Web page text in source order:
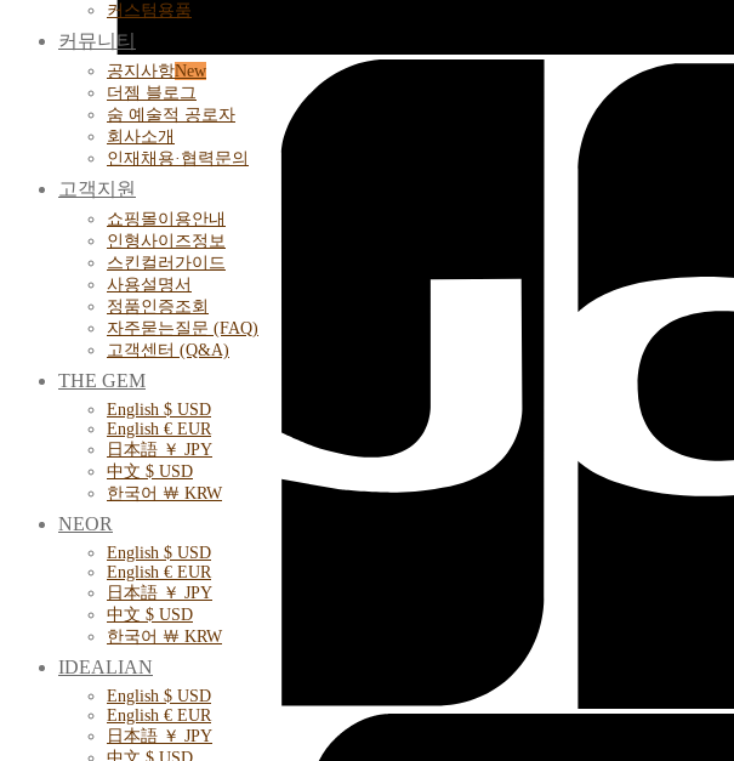
커스텀용품
커뮤니티
공지사항
더젬 블로그
숨 예술적 공로자
회사소개
인재채용·협력문의
고객지원
쇼핑몰이용안내
인형사이즈정보
스킨컬러가이드
사용설명서
정품인증조회
자주묻는질문 (FAQ)
고객센터 (Q&A)
THE GEM
English $ USD
English € EUR
日本語 ￥ JPY
中文 $ USD
한국어 ￦ KRW
NEOR
English $ USD
English € EUR
日本語 ￥ JPY
中文 $ USD
한국어 ￦ KRW
IDEALIAN
English $ USD
English € EUR
日本語 ￥ JPY